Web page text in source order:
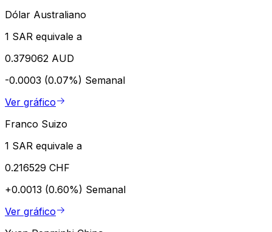
Dólar Australiano
1 SAR equivale a
0.379062 AUD
-0.0003 (0.07%) Semanal
Ver gráfico
Franco Suizo
1 SAR equivale a
0.216529 CHF
+0.0013 (0.60%) Semanal
Ver gráfico